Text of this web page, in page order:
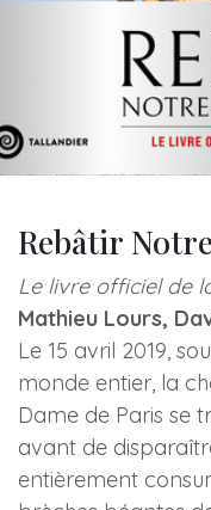
Rebâtir
Le livre officiel de
Mathieu Lours,
Le 15 avril 2019,
monde entier, la
Dame de Paris se
avant de
entièrement